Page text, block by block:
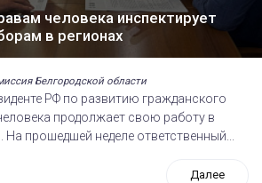
человека инспектирует
в регионах
Белгородской области
РФ по развитию гражданского
продолжает свою работу в
прошедшей неделе ответственный...
Далее